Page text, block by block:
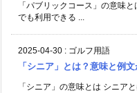
「パブリックコース」の意味
でも利用できる ...
2025-04-30 : ゴルフ用語
「シニア」とは？意味と例
「シニア」の意味とは シニア